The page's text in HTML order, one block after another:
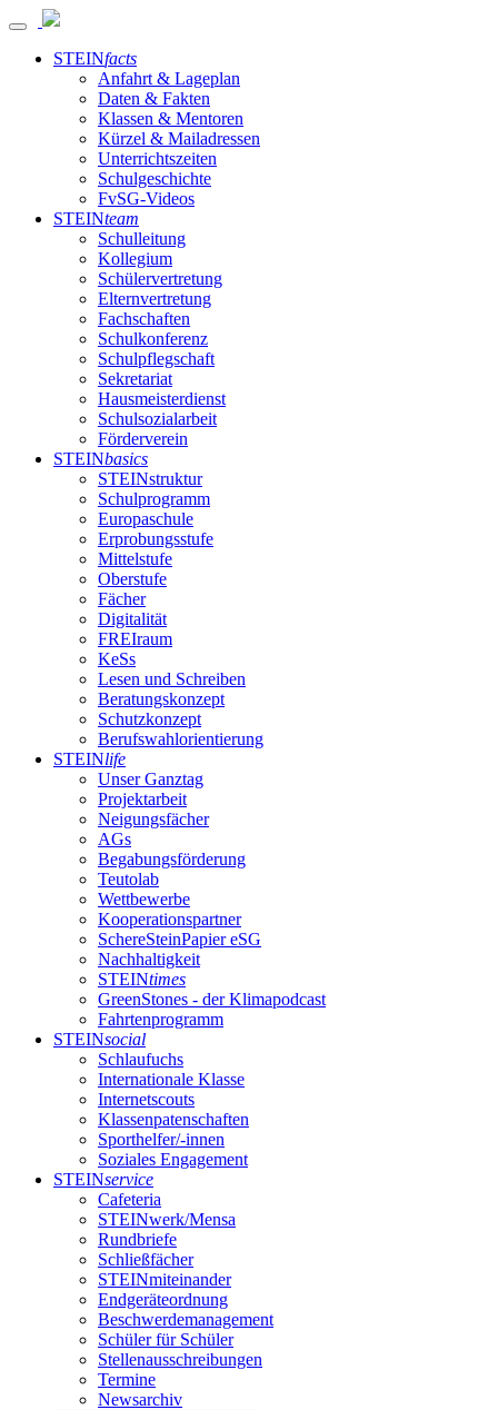
STEINfacts
Anfahrt & Lageplan
Daten & Fakten
Klassen & Mentoren
Kürzel & Mailadressen
Unterrichtszeiten
Schulgeschichte
FvSG-Videos
STEINteam
Schulleitung
Kollegium
Schülervertretung
Elternvertretung
Fachschaften
Schulkonferenz
Schulpflegschaft
Sekretariat
Hausmeisterdienst
Schulsozialarbeit
Förderverein
STEINbasics
STEINstruktur
Schulprogramm
Europaschule
Erprobungsstufe
Mittelstufe
Oberstufe
Fächer
Digitalität
FREIraum
KeSs
Lesen und Schreiben
Beratungskonzept
Schutzkonzept
Berufswahlorientierung
STEINlife
Unser Ganztag
Projektarbeit
Neigungsfächer
AGs
Begabungsförderung
Teutolab
Wettbewerbe
Kooperationspartner
SchereSteinPapier eSG
Nachhaltigkeit
STEINtimes
GreenStones - der Klimapodcast
Fahrtenprogramm
STEINsocial
Schlaufuchs
Internationale Klasse
Internetscouts
Klassenpatenschaften
Sporthelfer/-innen
Soziales Engagement
STEINservice
Cafeteria
STEINwerk/Mensa
Rundbriefe
Schließfächer
STEINmiteinander
Endgeräteordnung
Beschwerdemanagement
Schüler für Schüler
Stellenausschreibungen
Termine
Newsarchiv